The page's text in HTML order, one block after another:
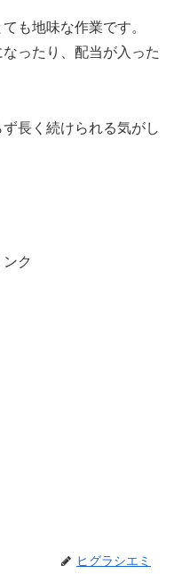
も地味な作業です。
ったり、配当が入った
長く続けられる気がし
ク
ヒグラシエミ